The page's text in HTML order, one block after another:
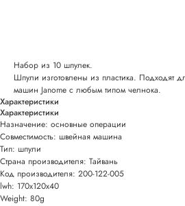
Набор из 10 шпулек.
Шпули изготовлены из пластика. Подходят
машин Janome с любым типом челнока.
Характеристики
Характеристики
Назначение: основные операции
Совместимость: швейная машина
Тип: шпули
Страна производителя: Тайвань
Код производителя: 200-122-005
lwh: 170x120x40
Weight: 80g